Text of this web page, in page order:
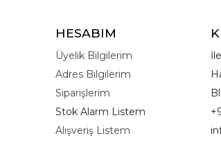
HESABIM
Üyelik Bilgilerim
Adres Bilgilerim
Siparişlerim
Stok Alarm Listem
Alışveriş Listem